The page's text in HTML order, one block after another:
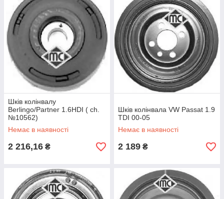
Шків колінвалу
Berlingo/Partner 1.6HDI ( ch.
№10562)
Немає в наявності
2 216,16 ₴
Шків колінвала VW Passat 1.9
TDI 00-05
Немає в наявності
2 189 ₴